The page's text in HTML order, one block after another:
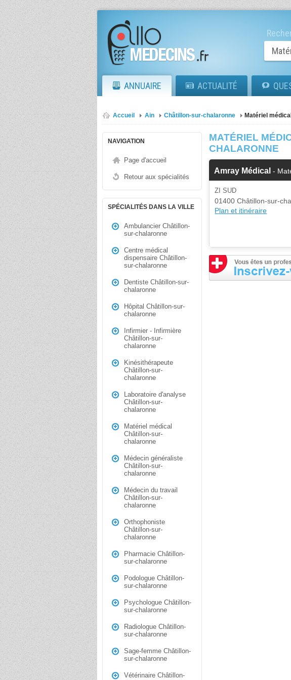
ANNUAIRE ACTUALITÉ
Accueil Ain Châtillon-sur-chalaronne Matériel médical
NAVIGATION
Page d'accueil
Retour aux spécialités
SPÉCIALITÉS DANS LA VILLE
Ambulancier Châtillon-
sur-chalaronne
Centre médical
dispensaire Châtillon-
sur-chalaronne
Dentiste Châtillon-sur-
chalaronne
Hôpital Châtillon-sur-
chalaronne
Infirmier - Infirmière
Châtillon-sur-
chalaronne
Kinésithérapeute
Châtillon-sur-
chalaronne
Laboratoire d'analyse
Châtillon-sur-
chalaronne
Matériel médical
Châtillon-sur-
chalaronne
Médecin généraliste
Châtillon-sur-
chalaronne
Médecin du travail
Châtillon-sur-
chalaronne
Orthophoniste
Châtillon-sur-
chalaronne
Pharmacie Châtillon-
sur-chalaronne
Podologue Châtillon-
sur-chalaronne
Psychologue Châtillon-
sur-chalaronne
Radiologue Châtillon-
sur-chalaronne
Sage-femme Châtillon-
sur-chalaronne
Vétérinaire Châtillon-
MATÉRIEL
CHALARONNE
Amray Médical -
ZI SUD
01400 Châtillon-sur-
Plan et itinéraire